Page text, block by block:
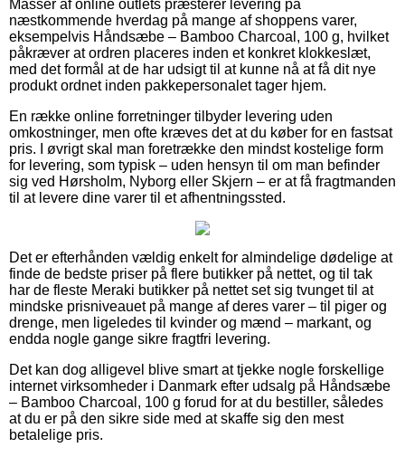
Masser af online outlets præsterer levering på
næstkommende hverdag på mange af shoppens varer,
eksempelvis Håndsæbe – Bamboo Charcoal, 100 g, hvilket
påkræver at ordren placeres inden et konkret klokkeslæt,
med det formål at de har udsigt til at kunne nå at få dit nye
produkt ordnet inden pakkepersonalet tager hjem.
En række online forretninger tilbyder levering uden
omkostninger, men ofte kræves det at du køber for en fastsat
pris. I øvrigt skal man foretrække den mindst kostelige form
for levering, som typisk – uden hensyn til om man befinder
sig ved Hørsholm, Nyborg eller Skjern – er at få fragtmanden
til at levere dine varer til et afhentningssted.
Det er efterhånden vældig enkelt for almindelige dødelige at
finde de bedste priser på flere butikker på nettet, og til tak
har de fleste Meraki butikker på nettet set sig tvunget til at
mindske prisniveauet på mange af deres varer – til piger og
drenge, men ligeledes til kvinder og mænd – markant, og
endda nogle gange sikre fragtfri levering.
Det kan dog alligevel blive smart at tjekke nogle forskellige
internet virksomheder i Danmark efter udsalg på Håndsæbe
– Bamboo Charcoal, 100 g forud for at du bestiller, således
at du er på den sikre side med at skaffe sig den mest
betalelige pris.